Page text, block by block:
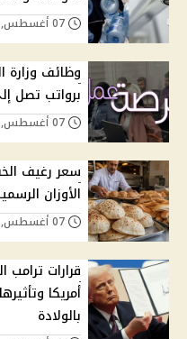
وظائف وزارة
برواتب تصل إلى 16 ألف جنيه في 9
الأوزان
قرارات
أمريكا
بالولادة